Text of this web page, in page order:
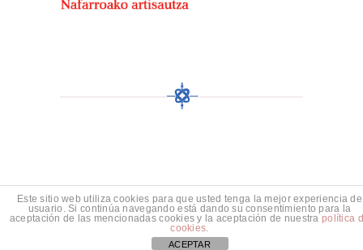
Este sitio web utiliza cookies para que usted tenga la mejor experiencia de
usuario. Si continúa navegando está dando su consentimiento para la
aceptación de las mencionadas cookies y la aceptación de nuestrapolítica
cookies.
ACEPTAR